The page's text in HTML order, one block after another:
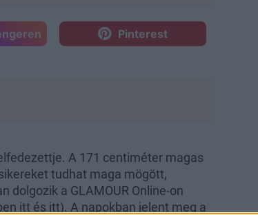
Pinterest
A 171 centiméter magas
tudhat maga mögött,
dolgozik a GLAMOUR Online-on
itt és itt). A napokban jelent meg a